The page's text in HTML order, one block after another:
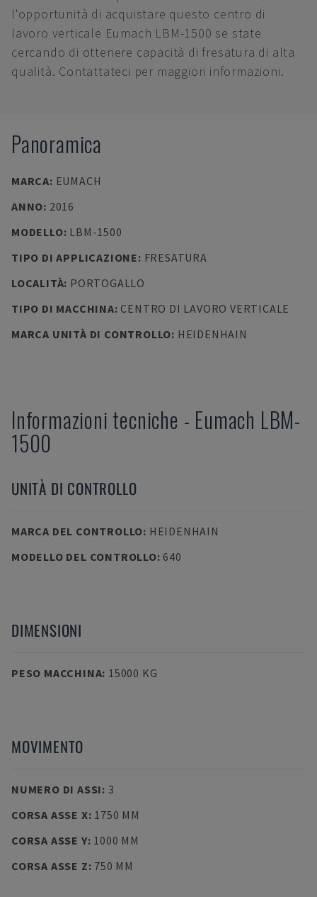
l'opportunità di acquistare questo centro di
lavoro verticale Eumach LBM-1500 se state
cercando di ottenere capacità di fresatura di alta
qualità. Contattateci per maggiori informazioni.
Panoramica
MARCA: EUMACH
ANNO: 2016
MODELLO: LBM-1500
TIPO DI APPLICAZIONE: FRESATURA
LOCALITÀ: PORTOGALLO
TIPO DI MACCHINA: CENTRO DI LAVORO VERTICALE
MARCA UNITÀ DI CONTROLLO: HEIDENHAIN
Informazioni tecniche - Eumach LBM-
1500
UNITÀ DI CONTROLLO
MARCA DEL CONTROLLO: HEIDENHAIN
MODELLO DEL CONTROLLO: 640
DIMENSIONI
PESO MACCHINA: 15000 KG
MOVIMENTO
NUMERO DI ASSI: 3
CORSA ASSE X: 1750 MM
CORSA ASSE Y: 1000 MM
CORSA ASSE Z: 750 MM